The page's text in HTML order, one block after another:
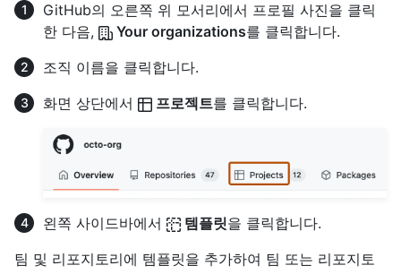
GitHub의 오른쪽 위 모서리에서 프로필 사진을 클릭
한 다음,
Your organizations를 클릭합니다.
조직 이름을 클릭합니다.
화면 상단에서
프로젝트를 클릭합니다.
왼쪽 사이드바에서 템플릿을 클릭합니다.
팀 및 리포지토리에 템플릿을 추가하여 팀 또는 리포지토